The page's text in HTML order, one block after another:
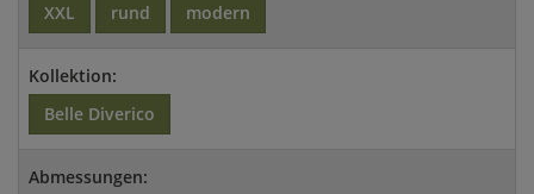
XXL
rund modern
Kollektion:
Belle Diverico
Abmessungen: